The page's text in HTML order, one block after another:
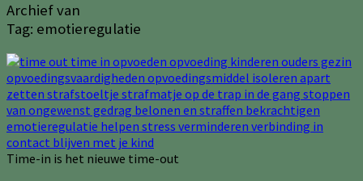
Archief van
Tag: emotieregulatie
Time-in is het nieuwe time-out